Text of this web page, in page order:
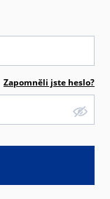
Zapomněli jste heslo?